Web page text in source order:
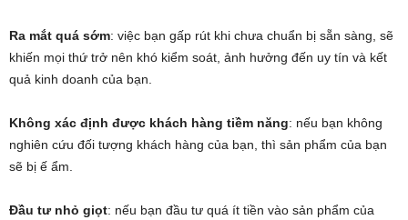
Ra mắt quá sớm: việc bạn gấp rút khi chưa chuẩn bị sẵn sàng, sẽ
khiến mọi thứ trở nên khó kiểm soát, ảnh hưởng đến uy tín và kết
quả kinh doanh của bạn.
Không xác định được khách hàng tiềm năng: nếu bạn không
nghiên cứu đối tượng khách hàng của bạn, thì sản phẩm của bạn
sẽ bị ế ẩm.
Đầu tư nhỏ giọt: nếu bạn đầu tư quá ít tiền vào sản phẩm của